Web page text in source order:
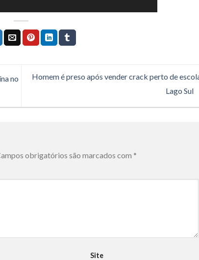
no
Homem é preso após vender crack perto de
Lago Sul
obrigatórios são marcados com *
Site